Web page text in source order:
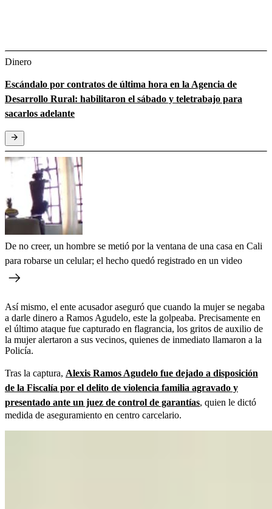
Dinero
Escándalo por contratos de última hora en la Agencia de
Desarrollo Rural: habilitaron el sábado y teletrabajo para
sacarlos adelante
De no creer, un hombre se metió por la ventana de una casa en Cali
para robarse un celular; el hecho quedó registrado en un video
Así mismo, el ente acusador aseguró que cuando la mujer se negaba
a darle dinero a Ramos Agudelo, este la golpeaba. Precisamente en
el último ataque fue capturado en flagrancia, los gritos de auxilio de
la mujer alertaron a sus vecinos, quienes de inmediato llamaron a la
Policía.
Tras la captura, Alexis Ramos Agudelo fue dejado a disposición
de la Fiscalía por el delito de violencia familia agravado y
presentado ante un juez de control de garantías, quien le dictó
medida de aseguramiento en centro carcelario.